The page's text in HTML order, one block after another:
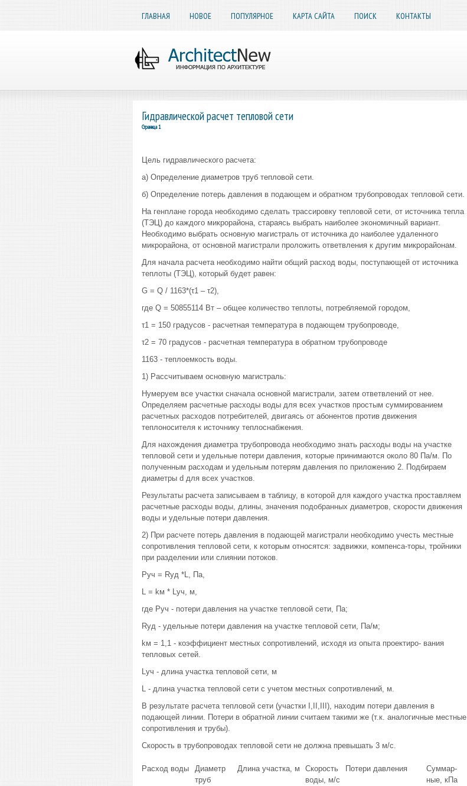
ГЛАВНАЯ НОВОЕ ПОПУЛЯРНОЕ КАРТА САЙТА ПОИСК КОНТАКТЫ
Гидравлической расчет тепловой сети
Страница 1
Цель гидравлического расчета:
а) Определение диаметров труб тепловой сети.
б) Определение потерь давления в подающем и обратном трубопроводах тепловой сети.
На генплане города необходимо сделать трассировку тепловой сети, от источника тепла
(ТЭЦ) до каждого микрорайона, стараясь выбрать наиболее экономичный вариант.
Необходимо выбрать основную магистраль от источника до наиболее удаленного
микрорайона, от основной магистрали проложить ответвления к другим микрорайонам.
Для начала расчета необходимо найти общий расход воды, поступающей от источника
теплоты (ТЭЦ), который будет равен:
G = Q / 1163*(τ1 – τ2),
где Q = 50855114 Вт – общее количество теплоты, потребляемой городом,
τ1 = 150 градусов - расчетная температура в подающем трубопроводе,
τ2 = 70 градусов - расчетная температура в обратном трубопроводе
1163 - теплоемкость воды.
1) Рассчитываем основную магистраль:
Нумеруем все участки сначала основной магистрали, затем ответвлений от нее.
Определяем расчетные расходы воды для всех участков простым суммированием
расчетных расходов потребителей, двигаясь от абонентов против движения
теплоносителя к источнику теплоснабжения.
Для нахождения диаметра трубопровода необходимо знать расходы воды на участке
тепловой сети и удельные потери давления, которые принимаются около 80 Па/м. По
полученным расходам и удельным потерям давления по приложению 2. Подбираем
диаметры d для всех участков.
Результаты расчета записываем в таблицу, в которой для каждого участка проставляем
расчетные расходы воды, длины, значения подобранных диаметров, скорости движения
воды и удельные потери давления.
2) При расчете потерь давления в подающей магистрали необходимо учесть местные
сопротивления тепловой сети, к которым относятся: задвижки, компенса-торы, тройники
при разделении или слиянии потоков.
Руч = Rуд *L, Па,
L = kм * Lуч, м,
где Руч - потери давления на участке тепловой сети, Па;
Rуд - удельные потери давления на участке тепловой сети, Па/м;
kм = 1,1 - коэффициент местных сопротивлений, исходя из опыта проектиро- вания
тепловых сетей.
Lуч - длина участка тепловой сети, м
L - длина участка тепловой сети с учетом местных сопротивлений, м.
В результате расчета тепловой сети (участки I,II,III), находим потери давления в
подающей линии. Потери в обратной линии считаем такими же (т.к. аналогичные местные
сопротивления и трубы).
Скорость в трубопроводах тепловой сети не должна превышать 3 м/с.
Расход воды
Диаметр
труб
Длина участка, м
Скорость
воды, м/с
Потери давления
Суммар-
ные, кПа